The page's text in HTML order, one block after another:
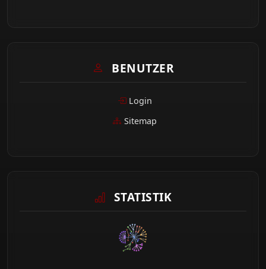
BENUTZER
Login
Sitemap
STATISTIK